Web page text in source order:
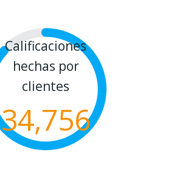
Calificaciones
hechas por
clientes
34,756